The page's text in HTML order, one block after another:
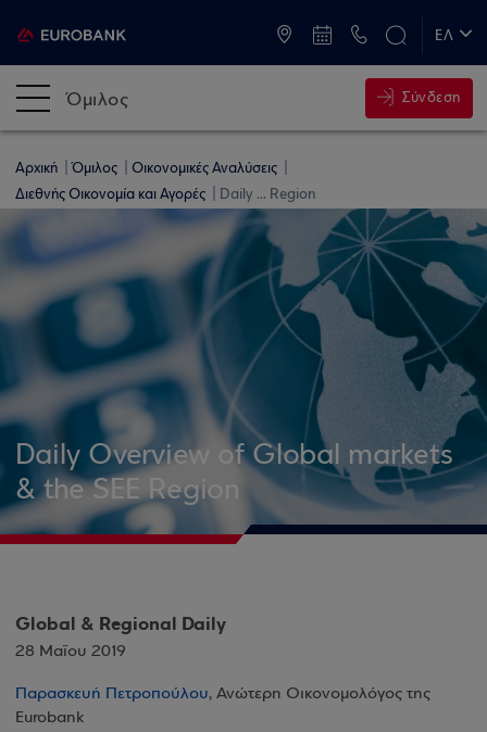
ΕΛ
Όμιλος Σύνδεση
Αρχική Όμιλος
Οικονομικές Αναλύσεις
Διεθνής Οικονομία και Αγορές
Daily ... Region
Daily Overview of Global markets
& the SEE Region
Global & Regional Daily
28 Μαΐου 2019
Παρασκευή Πετροπούλου, Ανώτερη Οικονομολόγος της
Eurobank